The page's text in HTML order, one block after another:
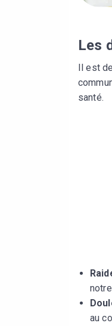
Les
Il est
santé.
au